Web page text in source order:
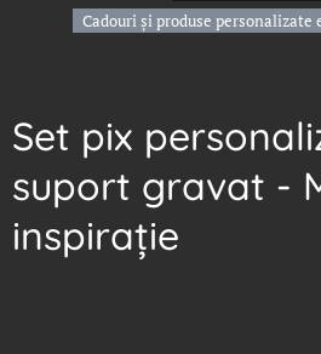
Cadouri și produse
Set pix
suport gravat -
inspirație